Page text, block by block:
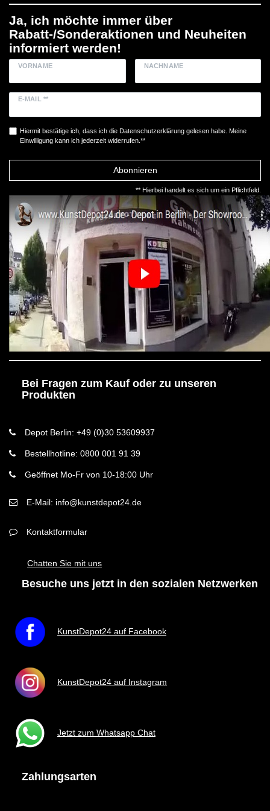
Ja, ich möchte immer über
Rabatt-/Sonderaktionen und Neuheiten
informiert werden!
VORNAME NACHNAME
E-MAIL **
Hiermit bestätige ich, dass ich die Daten­schutz­erklärunggelesen habe. Meine
Einwilligung kann ich jederzeit widerrufen.**
Abonnieren
** Hierbei handelt es sich um ein Pflichtfeld.
Bei Fragen zum Kauf oder zu unseren
Produkten
Depot Berlin: +49 (0)30 53609937
Bestellhotline: 0800 001 91 39
Geöffnet Mo-Fr von 10-18:00 Uhr
E-Mail: info@kunstdepot24.de
Kontaktformular
Chatten Sie mit uns
Besuche uns jetzt in den sozialen Netzwerken
KunstDepot24 auf Facebook
KunstDepot24 auf Instagram
Jetzt zum Whatsapp Chat
Zahlungsarten